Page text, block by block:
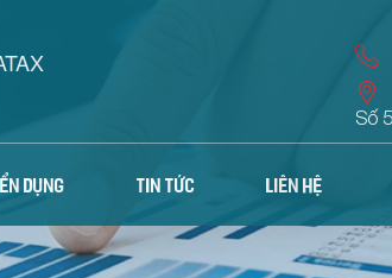
Số
DỤNG TIN TỨC LIÊN HỆ